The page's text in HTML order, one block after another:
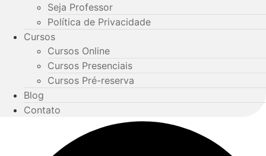
Seja Professor
Política de Privacidade
Cursos
Cursos Online
Cursos Presenciais
Cursos Pré-reserva
Blog
Contato